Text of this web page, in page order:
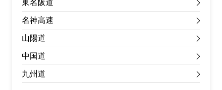
東名阪道
名神高速
山陽道
中国道
九州道